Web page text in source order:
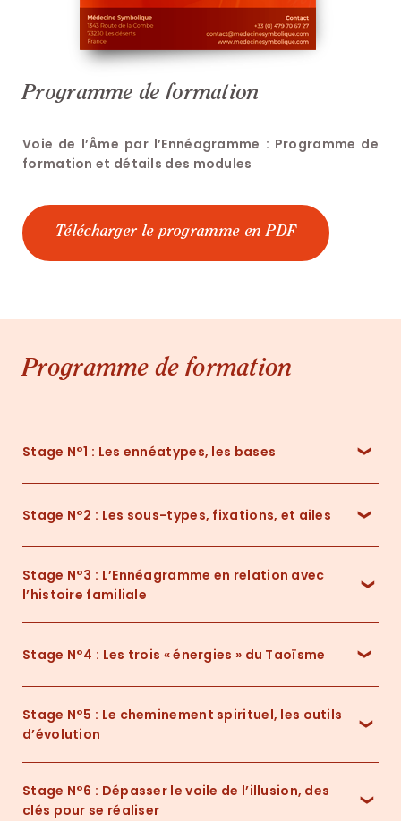
Programme de formation
Voie de l’Âme par l’Ennéagramme : Programme de
formation et détails des modules
Télécharger le programme en PDF
Programme de formation
Stage N°1 : Les ennéatypes, les bases
La participation à ce premier stage doit vous
Stage N°2 : Les sous-types, fixations, et ailes
Conséquences des aspects dynamiques de la figure
sur la personnalité de l’Ennéatype. Ce module permet
d’approfondir la perception de soi dans sa complexité
Stage N°3 : L’Ennéagramme en relation avec
l’histoire familiale
Objectifs du stage 3 :
Stage N°4 : Les trois « énergies » du Taoïsme
Les 3 énergies de bases et liens directs avec
l’Ennéagramme. Cet outil novateur permet de
transmuter directement les peurs des ennéatypes. Ce
de la vie (les forces de la tentation). L’évolution de
Stage N°5 : Le cheminement spirituel, les outils
d’évolution
Ce stage comprend des activités spécifiques
(méditations actives) permettant de re-contacter
Stage N°6 : Dépasser le voile de l’illusion, des
clés pour se réaliser